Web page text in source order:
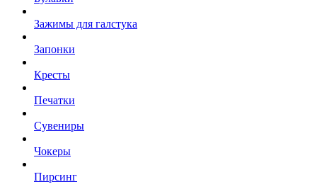
Зажимы для галстука
Запонки
Кресты
Печатки
Сувениры
Чокеры
Пирсинг